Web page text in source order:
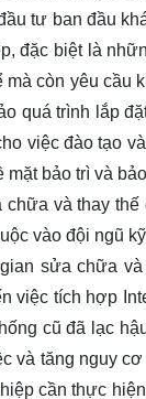
tư ban đầu
đặc biệt là
mà còn yêu
quá trình lắp
việc đào tạo
mặt bảo trì và
và thay
vào đội ngũ
sửa chữa
việc tích hợp
cũ đã lạc
và tăng nguy
cần thực